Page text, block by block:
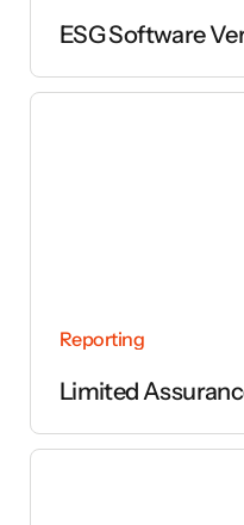
ESG Software
Reporting
Limited